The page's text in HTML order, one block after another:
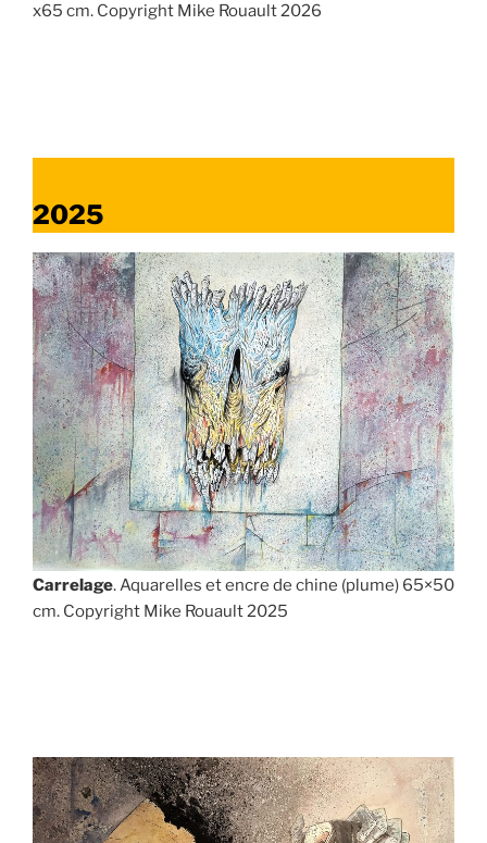
x65 cm. Copyright Mike Rouault 2026
2025
Carrelage. Aquarelles et encre de chine (plume) 65×50
cm. Copyright Mike Rouault 2025